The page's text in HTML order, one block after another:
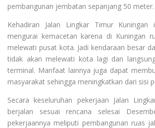
pembangunan jembatan sepanjang 50 meter.
Kehadiran Jalan Lingkar Timur
mengurai kemacetan karena di Kuningan
melewati pusat kota. Jadi kendaraan besar
tidak akan melewati kota lagi dan
terminal. Manfaat lainnya juga dapat
masyarakat sehingga meningkatkan dari sisi
Secara keseluruhan pekerjaan Jalan
berjalan sesuai rencana selesai
pekerjaannya meliputi pembangunan ruas